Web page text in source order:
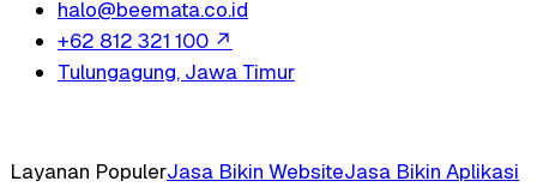
halo@beemata.co.id
+62 812 321 100 ↗
Tulungagung, Jawa Timur
Layanan PopulerJasa Bikin WebsiteJasa Bikin Aplikasi